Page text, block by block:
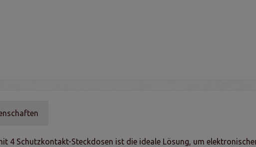
4 Schutzkontakt-Steckdosen ist die ideale Lösung, um